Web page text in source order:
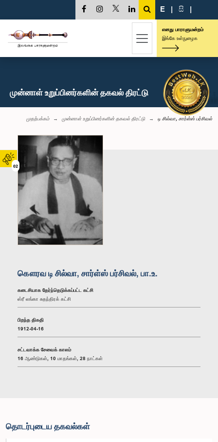
02
E | සි |
எனது பாராளுமன்றம்
இங்கே உள்நுழைக
முன்னாள் உறுப்பினர்களின் தகவல் திரட்டு
முதற்பக்கம் முன்னாள் உறுப்பினர்களின் தகவல் திரட்டு டி சில்வா, சார்ள்ஸ் பர்சிவல்
கௌரவ டி சில்வா, சார்ள்ஸ் பர்சிவல், பா.உ.
கடைசியாக தேர்ந்தெடுக்கப்பட்ட கட்சி
ஸ்ரீ லங்கா சுதந்திரக் கட்சி
பிறந்த திகதி
1912-04-16
சட்டவாக்க சேவைக் காலம்
16 ஆண்டுகள், 10 மாதங்கள், 28 நாட்கள்
தொடர்புடைய தகவல்கள்